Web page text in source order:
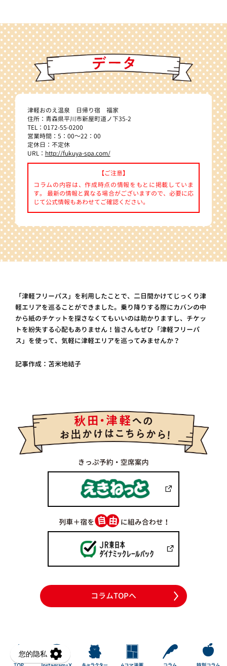
津軽おのえ温泉 日帰り宿 福家
住所：青森県平川市新屋町道ノ下35-2
TEL：0172-55-0200
営業時間：5：00～22：00
定休日：不定休
URL： http://fukuya-spa.com/
【ご注意】
コラムの内容は、作成時点の情報をもとに掲載していま
す。 最新の情報と異なる場合がございますので、必要に応
じて公式情報もあわせてご確認ください。
「津軽フリーパス」を利用したことで、二日間かけてじっくり津
軽エリアを巡ることができました。乗り降りする際にカバンの中
から紙のチケットを探さなくてもいいのは助かりますし、チケッ
トを紛失する心配もありません！皆さんもぜひ「津軽フリーパ
ス」を使って、気軽に津軽エリアを巡ってみませんか？
記事作成：苫米地結子
コラムTOPへ